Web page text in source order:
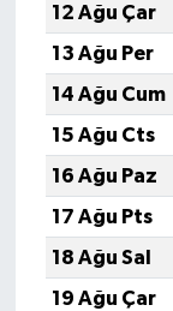
12 Ağu Çar
13 Ağu Per
14 Ağu Cum
15 Ağu Cts
16 Ağu Paz
17 Ağu Pts
18 Ağu Sal
19 Ağu Çar